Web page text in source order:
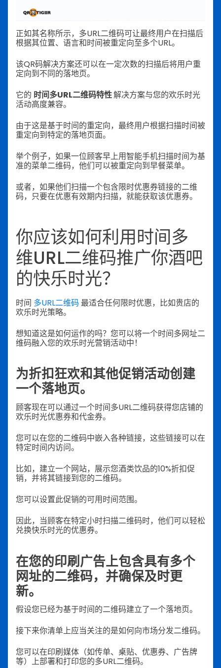
正如其名称所示，多URL二维码可让最终用户在扫描后
根据其位置、语言和时间被重定向至多个URL。
该QR码解决方案还可以在一定次数的扫描后将用户重
定向到不同的落地页。
它的 时间多URL二维码特性解决方案与您的欢乐时光
活动高度兼容。
由于这是基于时间的重定向，最终用户根据扫描时间被
重定向到特定的落地页面。
举个例子，如果一位顾客早上用智能手机扫描时间为基
准的菜单二维码，他们可以被重定向到早餐菜单。
或者，如果他们扫描一个包含限时优惠券链接的二维
码，只要在优惠有效期内扫描，就能获取该优惠券。
你应该如何利用时间多
维URL二维码推广你酒吧
的快乐时光？
时间 多URL二维码 最适合任何限时优惠，比如贵店的
欢乐时光策略。
想知道这是如何运作的吗？您可以将一个时间多网址二
维码融入您的欢乐时光营销活动中！
为折扣狂欢和其他促销活动创建
一个落地页。
顾客现在可以通过一个时间多URL二维码获得您店铺的
欢乐时光优惠券和代金券。
您可以在您的二维码中嵌入各种链接，这些链接可以在
特定时间内访问。
比如，建立一个网站，展示您酒类饮品的10%折扣促
销，并将其链接到您的二维码。
您可以设置此促销的可用时间范围。
因此，当顾客在特定小时扫描二维码时，他们可以轻松
兑换快乐时光的优惠券。
在您的印刷广告上包含具有多个
网址的二维码，并确保及时更
新。
假设您已经为基于时间的二维码建立了一个落地页。
接下来你清单上应当关注的是如何向市场分发二维码。
您可以在印刷媒体（如传单、桌贴、优惠券、广告牌
等）上部署和打印您的多URL二维码。